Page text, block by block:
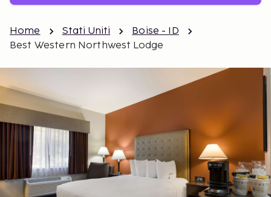
Home Stati Uniti
Boise - ID
Best Western Northwest Lodge